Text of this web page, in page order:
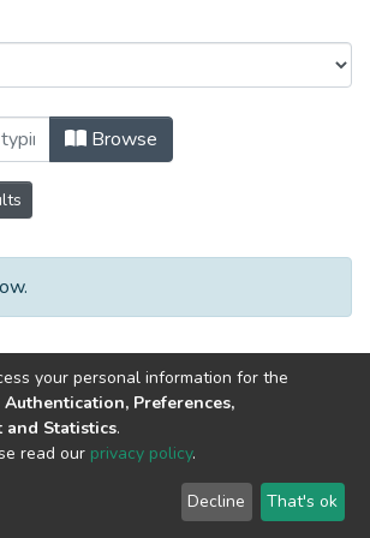
год Выпуск 7. by
Browse
copyright © 2002-2026
End User
Agreement
Send
Feedback
your personal information for the
Authentication, Preferences,
Statistics.
read our privacy policy.
Decline That's ok